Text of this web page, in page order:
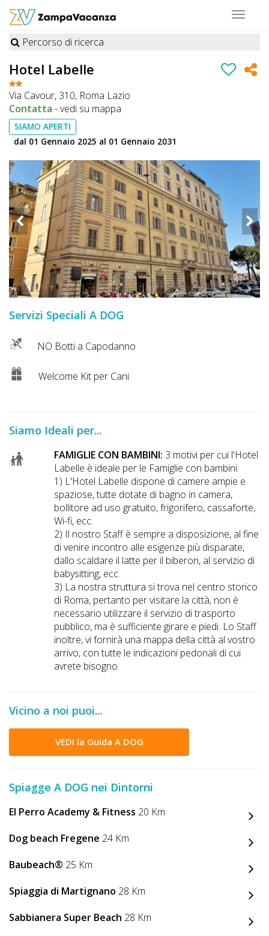
Toggle
STRUTTURE
DOG
DOG
OFFERTE
A
DOG
DOG
CODICE
SCONTO
Video
Tutorial
Lavora
Inserisci
Attività
Registrati
Percorso di ricerca
Hotel Labelle
Via Cavour, 310, Roma Lazio
Contatta -vedi su mappa
SIAMO APERTI
dal 01 Gennaio 2025 al 01 Gennaio 2031
Servizi Speciali A DOG
NO Botti a Capodanno
Welcome Kit per Cani
Siamo Ideali per...
FAMIGLIE CON BAMBINI: 3 motivi per cui l'Hotel
Labelle è ideale per le Famiglie con bambini:
1) L'Hotel Labelle dispone di camere ampie e
spaziose, tutte dotate di bagno in camera,
bollitore ad uso gratuito, frigorifero, cassaforte,
Wi-fi, ecc.
2) Il nostro Staff è sempre a disposizione, al fine
di venire incontro alle esigenze più disparate,
dallo scaldare il latte per il biberon, al servizio di
babysitting, ecc.
3) La nostra struttura si trova nel centro storico
di Roma, pertanto per visitare la città, non è
necessario utilizzare il servizio di trasporto
pubblico, ma è sufficiente girare e piedi. Lo Staff
inoltre, vi fornirà una mappa della città al vostro
arrivo, con tutte le indicazioni pedonali di cui
avrete bisogno.
Vicino a noi puoi...
VEDI la Guida A DOG
Spiagge A DOG nei Dintorni
El Perro Academy & Fitness 20 Km
Dog beach Fregene 24 Km
Baubeach® 25 Km
Spiaggia di Martignano 28 Km
Sabbianera Super Beach 28 Km